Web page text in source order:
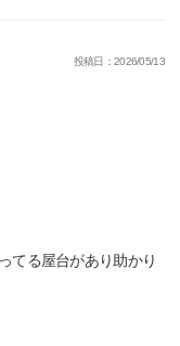
投稿日：2026/05/13
てる屋台があり助かり